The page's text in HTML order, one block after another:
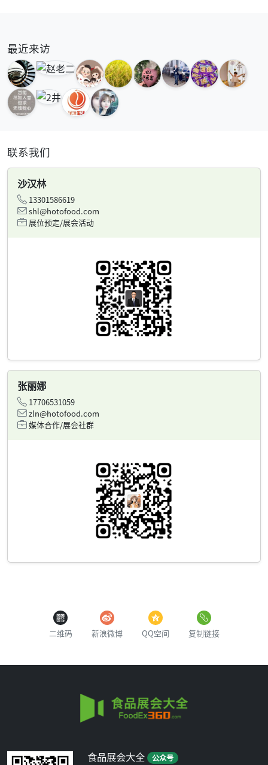
最近来访
联系我们
沙汉林
13301586619
shl@hotofood.com
展位预定/展会活动
张丽娜
17706531059
zln@hotofood.com
媒体合作/展会社群
二维码 新浪微博 QQ空间 复制链接
食品展会大全 公众号